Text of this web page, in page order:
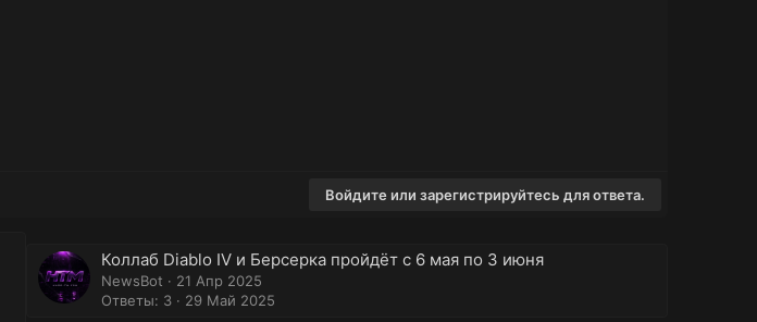
Войдите или зарегистрируйтесь для ответа.
Коллаб Diablo IV и Берсерка пройдёт с 6 мая по 3 июня
NewsBot
21 Апр 2025
Ответы: 3
29 Май 2025